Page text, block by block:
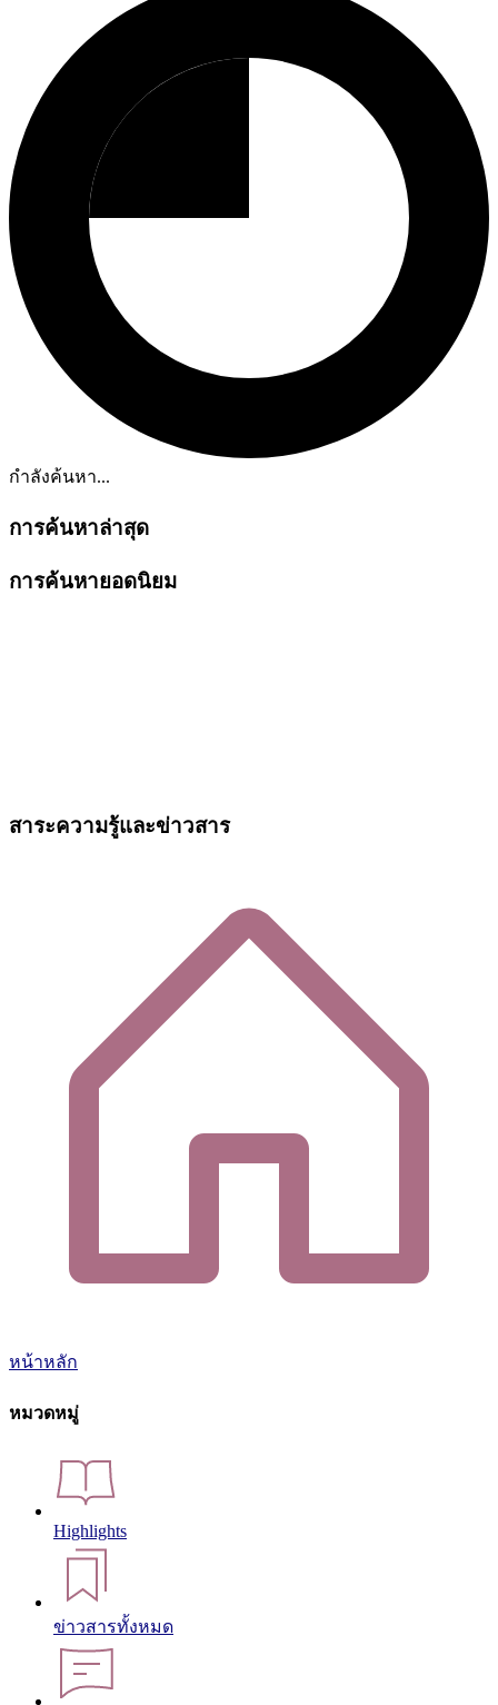
กำลังค้นหา...
การค้นหาล่าสุด
การค้นหายอดนิยม
สาระความรู้และข่าวสาร
หน้าหลัก
หมวดหมู่
Highlights
ข่าวสารทั้งหมด